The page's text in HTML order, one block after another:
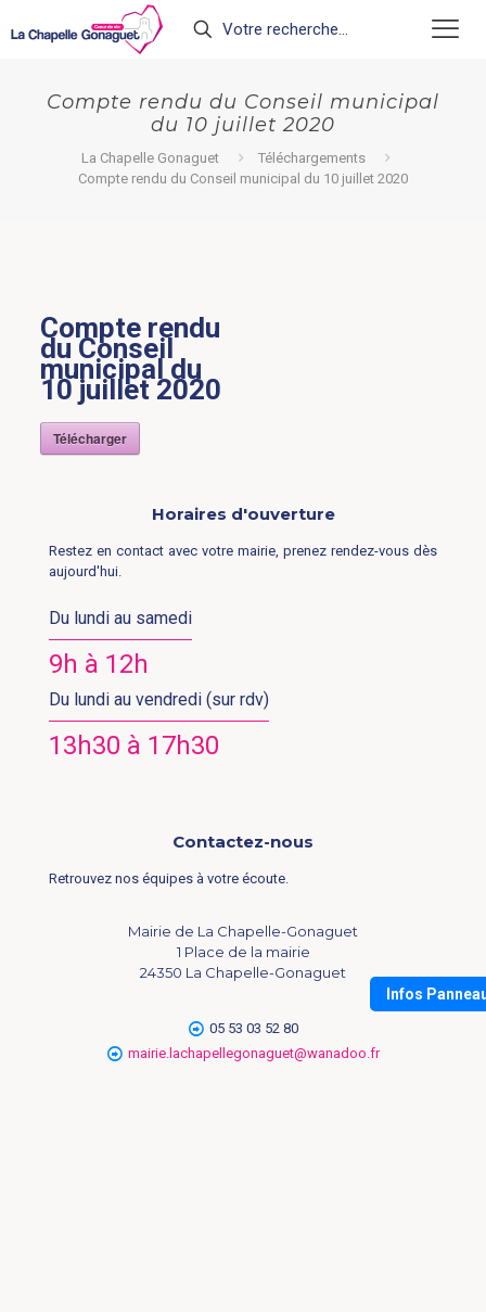
Compte rendu du Conseil municipal
du 10 juillet 2020
La Chapelle Gonaguet
Téléchargements
Compte rendu du Conseil municipal du 10 juillet 2020
Compte rendu
du Conseil
municipal du
10 juillet 2020
Télécharger
Horaires d'ouverture
Restez en contact avec votre mairie, prenez rendez-vous dès
aujourd'hui.
Du lundi au samedi
9h à 12h
Du lundi au vendredi (sur rdv)
13h30 à 17h30
Contactez-nous
Retrouvez nos équipes à votre écoute.
Mairie de La Chapelle-Gonaguet
1 Place de la mairie
24350 La Chapelle-Gonaguet
05 53 03 52 80
mairie.lachapellegonaguet@wanadoo.fr
Infos